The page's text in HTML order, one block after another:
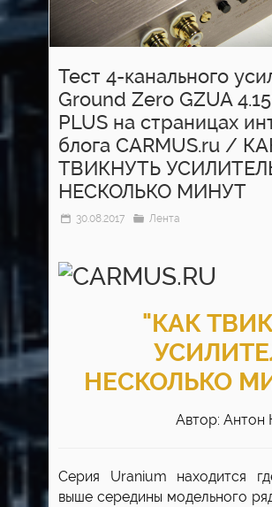
Тест 4-канального
Ground Zero GZUA
PLUS на страницах
блога CARMUS.ru /
ТВИКНУТЬ
НЕСКОЛЬКО МИНУТ
30.08.2017 Лента
"КАК
НЕСКОЛЬКО
Автор: Антон
Серия Uranium находится
выше середины модельного